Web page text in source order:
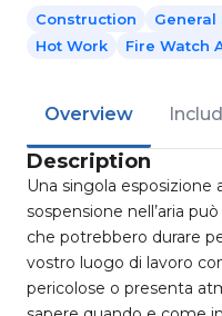
Construction
Hot Work
Fire Watch
Overview
Description
Una singola esposizione
sospensione nell’aria
che potrebbero durare
vostro luogo di lavoro
pericolose o presenta